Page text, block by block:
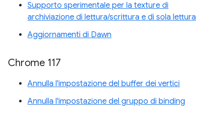
Supporto sperimentale per la texture di
archiviazione di lettura/scrittura e di sola lettura
Aggiornamenti di Dawn
Chrome 117
Annulla l'impostazione del buffer dei vertici
Annulla l'impostazione del gruppo di binding